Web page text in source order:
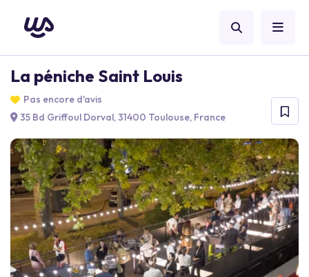
La péniche Saint Louis
Pas encore d'avis
35 Bd Griffoul Dorval, 31400 Toulouse, France